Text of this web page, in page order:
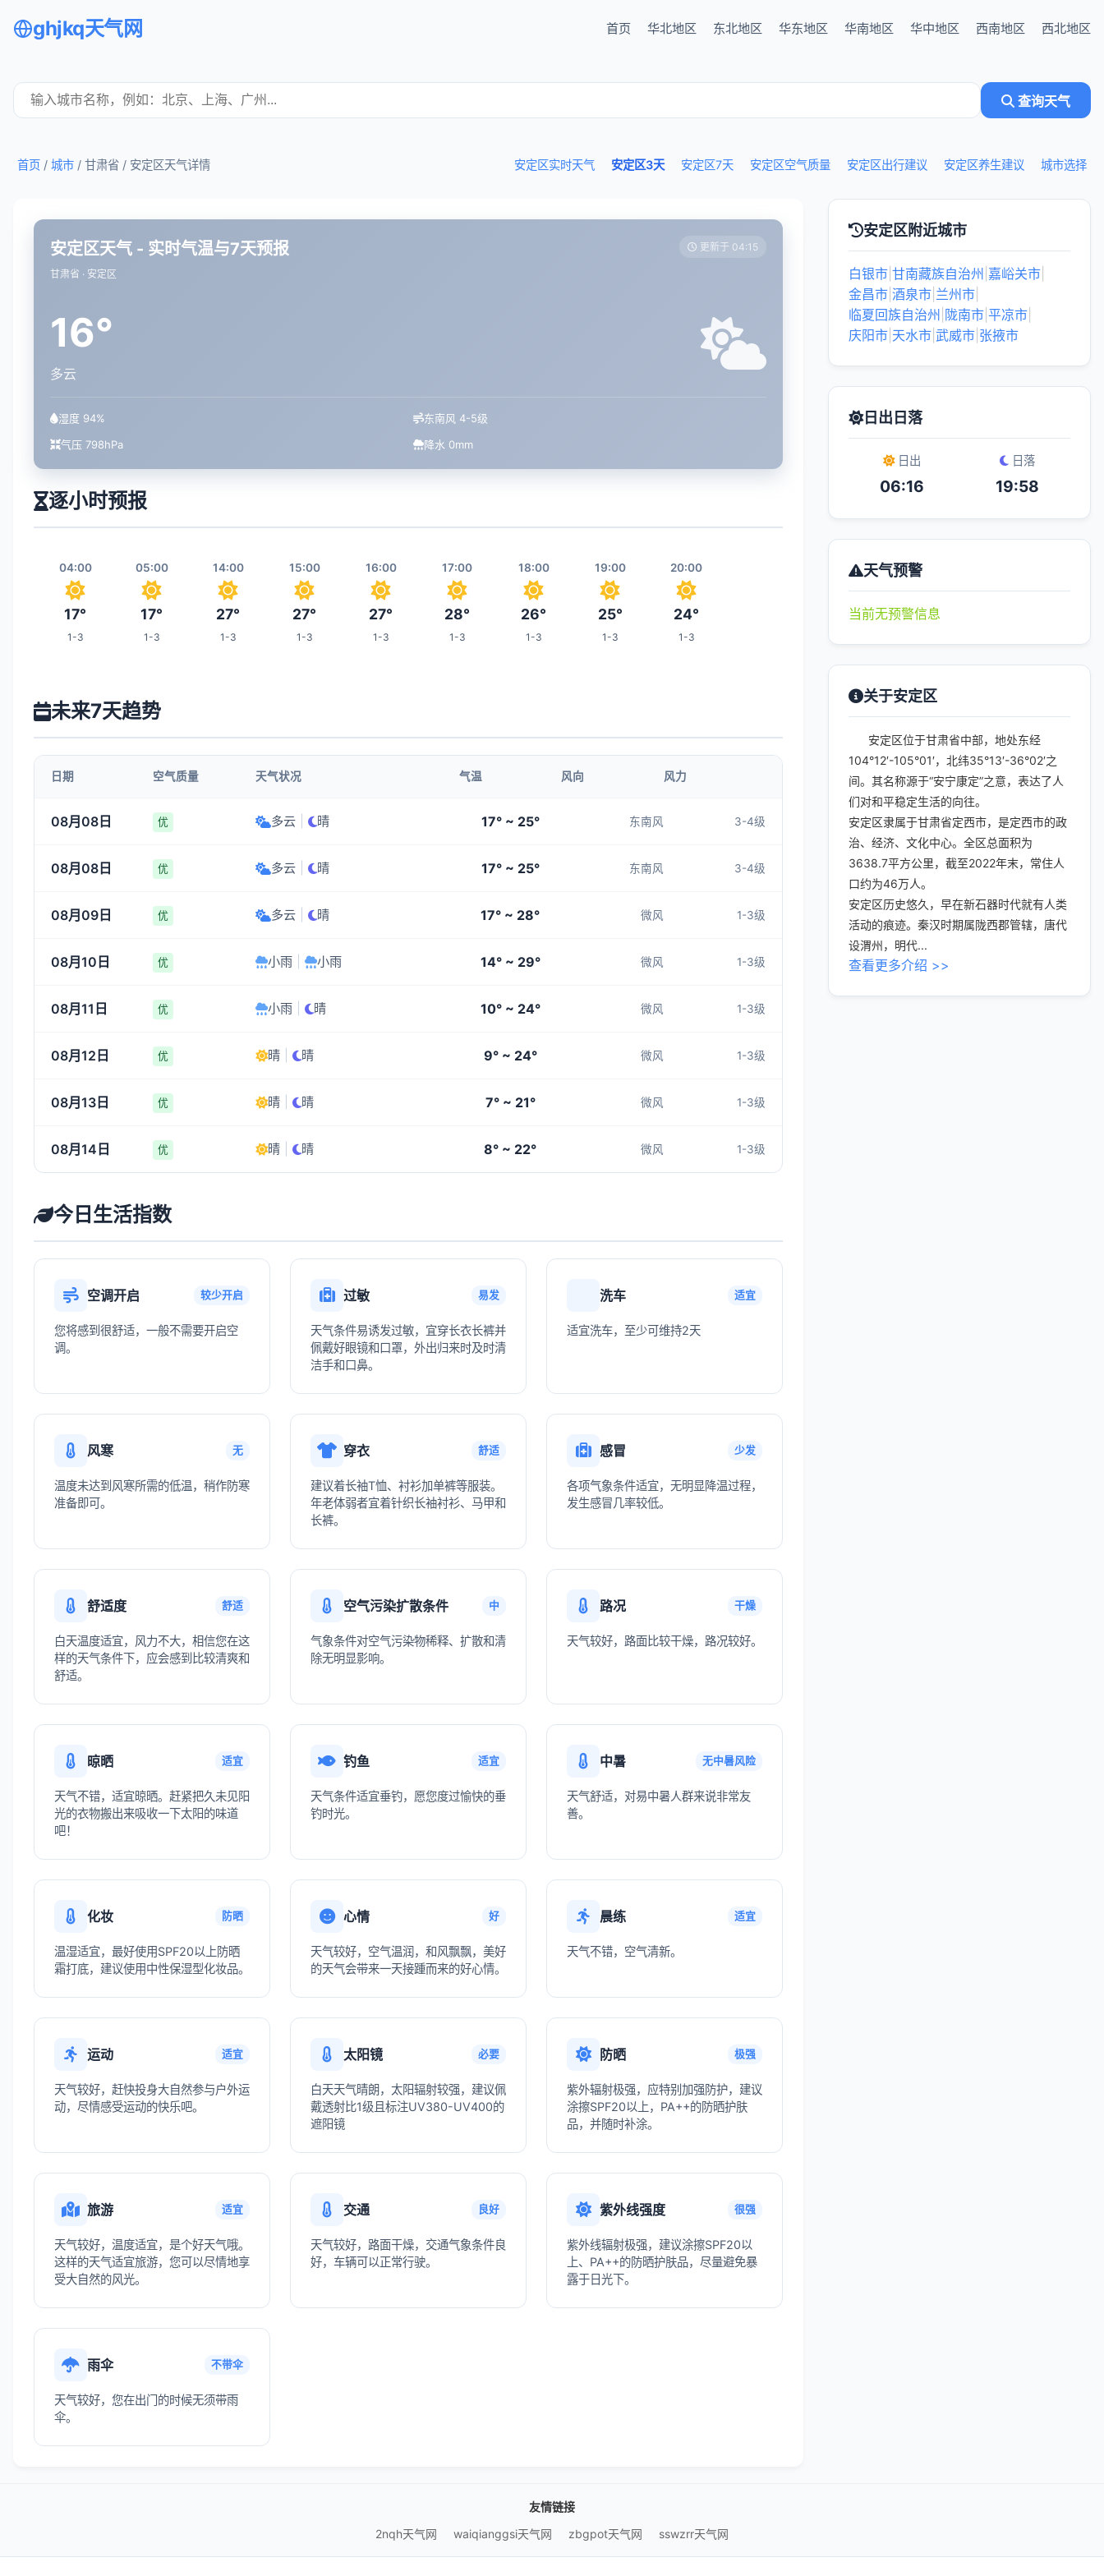
ghjkq天气网 首页 华北地区 东北地区 华东地区 华南地区 华中地区 西南地区 西北地区
查询天气
安定区实时天气 安定区3天 安定区7天 安定区空气质量 安定区出行建议 安定区养生建议 城市选择
首页 / 城市 / 甘肃省 / 安定区天气详情
安定区天气 - 实时气温与7天预报
甘肃省 · 安定区
更新于 04:15
16°
多云
湿度 94%
东南风 4-5级
气压 798hPa
降水 0mm
逐小时预报
04:00
17°
1-3
05:00
17°
1-3
14:00
27°
1-3
15:00
27°
1-3
16:00
27°
1-3
17:00
28°
1-3
18:00
26°
1-3
19:00
25°
1-3
20:00
24°
1-3
1-3 1-3 1-3 1-3 1-3 1-3 1-3 1-3 1-3
1-3 1-3 1-3
未来7天趋势
日期 空气质量 天气状况 气温 风向 风力
08月08日 优 多云 晴 17° ~ 25° 东南风 3-4级
08月08日 优 多云 晴 17° ~ 25° 东南风 3-4级
08月09日 优 多云 晴 17° ~ 28° 微风 1-3级
08月10日 优 小雨 小雨 14° ~ 29° 微风 1-3级
08月11日 优 小雨 晴 10° ~ 24° 微风 1-3级
08月12日 优 晴 晴 9° ~ 24° 微风 1-3级
08月13日 优 晴 晴 7° ~ 21° 微风 1-3级
08月14日 优 晴 晴 8° ~ 22° 微风 1-3级
今日生活指数
空调开启 较少开启
您将感到很舒适，一般不需要开启空
调。
过敏 易发
天气条件易诱发过敏，宜穿长衣长裤并
佩戴好眼镜和口罩，外出归来时及时清
洁手和口鼻。
洗车 适宜
适宜洗车，至少可维持2天
风寒 无
温度未达到风寒所需的低温，稍作防寒
准备即可。
穿衣 舒适
建议着长袖T恤、衬衫加单裤等服装。
年老体弱者宜着针织长袖衬衫、马甲和
长裤。
感冒 少发
各项气象条件适宜，无明显降温过程，
发生感冒几率较低。
舒适度 舒适
白天温度适宜，风力不大，相信您在这
样的天气条件下，应会感到比较清爽和
舒适。
空气污染扩散条件 中
气象条件对空气污染物稀释、扩散和清
除无明显影响。
路况 干燥
天气较好，路面比较干燥，路况较好。
晾晒 适宜
天气不错，适宜晾晒。赶紧把久未见阳
光的衣物搬出来吸收一下太阳的味道
吧！
钓鱼 适宜
天气条件适宜垂钓，愿您度过愉快的垂
钓时光。
中暑 无中暑风险
天气舒适，对易中暑人群来说非常友
善。
化妆 防晒
温湿适宜，最好使用SPF20以上防晒
霜打底，建议使用中性保湿型化妆品。
心情 好
天气较好，空气温润，和风飘飘，美好
的天气会带来一天接踵而来的好心情。
晨练 适宜
天气不错，空气清新。
运动 适宜
天气较好，赶快投身大自然参与户外运
动，尽情感受运动的快乐吧。
太阳镜 必要
白天天气晴朗，太阳辐射较强，建议佩
戴透射比1级且标注UV380-UV400的
遮阳镜
防晒 极强
紫外辐射极强，应特别加强防护，建议
涂擦SPF20以上，PA++的防晒护肤
品，并随时补涂。
旅游 适宜
天气较好，温度适宜，是个好天气哦。
这样的天气适宜旅游，您可以尽情地享
受大自然的风光。
交通 良好
天气较好，路面干燥，交通气象条件良
好，车辆可以正常行驶。
紫外线强度 很强
紫外线辐射极强，建议涂擦SPF20以
上、PA++的防晒护肤品，尽量避免暴
露于日光下。
雨伞 不带伞
天气较好，您在出门的时候无须带雨
伞。
安定区附近城市
白银市 甘南藏族自治州 嘉峪关市
金昌市 酒泉市 兰州市
临夏回族自治州 陇南市 平凉市
庆阳市 天水市 武威市 张掖市
日出日落
日出
06:16
日落
19:58
天气预警
当前无预警信息
关于安定区
安定区位于甘肃省中部，地处东经
104°12′-105°01′，北纬35°13′-36°02′之
间。其名称源于“安宁康定”之意，表达了人
们对和平稳定生活的向往。
安定区隶属于甘肃省定西市，是定西市的政
治、经济、文化中心。全区总面积为
3638.7平方公里，截至2022年末，常住人
口约为46万人。
安定区历史悠久，早在新石器时代就有人类
活动的痕迹。秦汉时期属陇西郡管辖，唐代
设渭州，明代...
查看更多介绍 >>
友情链接
2nqh天气网
waiqianggsi天气网 zbgpot天气网 sswzrr天气网